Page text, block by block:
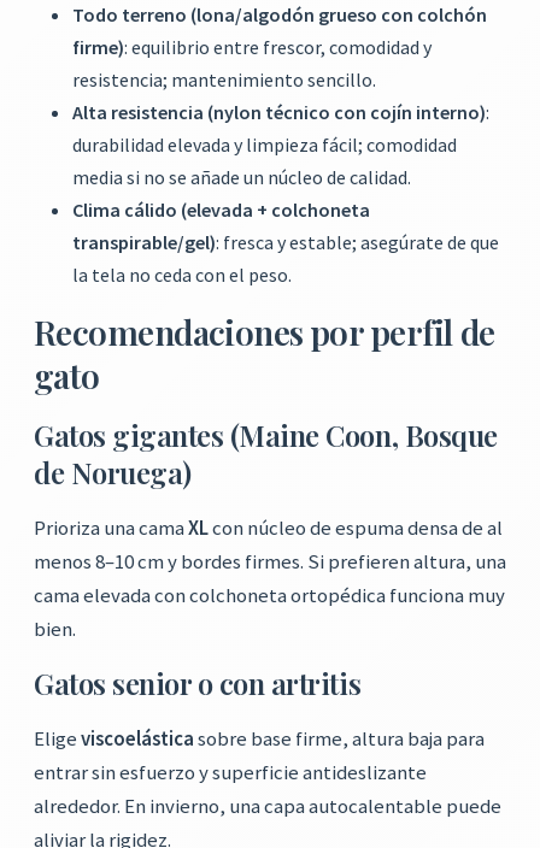
Todo terreno (lona/algodón grueso con colchón
firme): equilibrio entre frescor, comodidad y
resistencia; mantenimiento sencillo.
Alta resistencia (nylon técnico con cojín interno):
durabilidad elevada y limpieza fácil; comodidad
media si no se añade un núcleo de calidad.
Clima cálido (elevada + colchoneta
transpirable/gel): fresca y estable; asegúrate de que
la tela no ceda con el peso.
Recomendaciones por perfil de
gato
Gatos gigantes (Maine Coon, Bosque
de Noruega)
Prioriza una camaXLcon núcleo de espuma densa de al
menos 8–10 cm y bordes firmes. Si prefieren altura, una
cama elevada con colchoneta ortopédica funciona muy
bien.
Gatos senior o con artritis
Eligeviscoelásticasobre base firme, altura baja para
entrar sin esfuerzo y superficie antideslizante
alrededor. En invierno, una capa autocalentable puede
aliviar la rigidez.